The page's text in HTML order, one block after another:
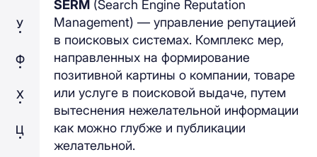
У
Ф
Х
Ц
SERM (Search Engine Reputation
Management) — управление репутацией
в поисковых системах. Комплекс мер,
направленных на формирование
позитивной картины о компании, товаре
или услуге в поисковой выдаче, путем
вытеснения нежелательной информации
как можно глубже и публикации
желательной.